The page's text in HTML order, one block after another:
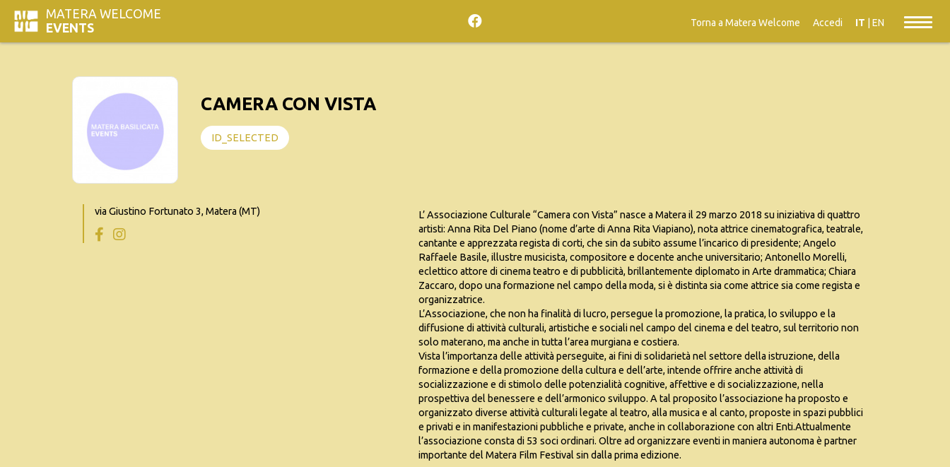
MATERA WELCOME
EVENTS
Torna a Matera Welcome Accedi IT EN
CAMERA CON VISTA
ID_SELECTED
via Giustino Fortunato 3, Matera (MT)
L’ Associazione Culturale “Camera con Vista” nasce a Matera il 29 marzo 2018 su iniziativa di quattro
artisti: Anna Rita Del Piano (nome d’arte di Anna Rita Viapiano), nota attrice cinematografica, teatrale,
cantante e apprezzata regista di corti, che sin da subito assume l’incarico di presidente; Angelo
Raffaele Basile, illustre musicista, compositore e docente anche universitario; Antonello Morelli,
eclettico attore di cinema teatro e di pubblicità, brillantemente diplomato in Arte drammatica; Chiara
Zaccaro, dopo una formazione nel campo della moda, si è distinta sia come attrice sia come regista e
organizzatrice.
L’Associazione, che non ha finalità di lucro, persegue la promozione, la pratica, lo sviluppo e la
diffusione di attività culturali, artistiche e sociali nel campo del cinema e del teatro, sul territorio non
solo materano, ma anche in tutta l’area murgiana e costiera.
Vista l’importanza delle attività perseguite, ai fini di solidarietà nel settore della istruzione, della
formazione e della promozione della cultura e dell’arte, intende offrire anche attività di
socializzazione e di stimolo delle potenzialità cognitive, affettive e di socializzazione, nella
prospettiva del benessere e dell’armonico sviluppo. A tal proposito l’associazione ha proposto e
organizzato diverse attività culturali legate al teatro, alla musica e al canto, proposte in spazi pubblici
e privati e in manifestazioni pubbliche e private, anche in collaborazione con altri Enti.Attualmente
l’associazione consta di 53 soci ordinari. Oltre ad organizzare eventi in maniera autonoma è partner
importante del Matera Film Festival sin dalla prima edizione.